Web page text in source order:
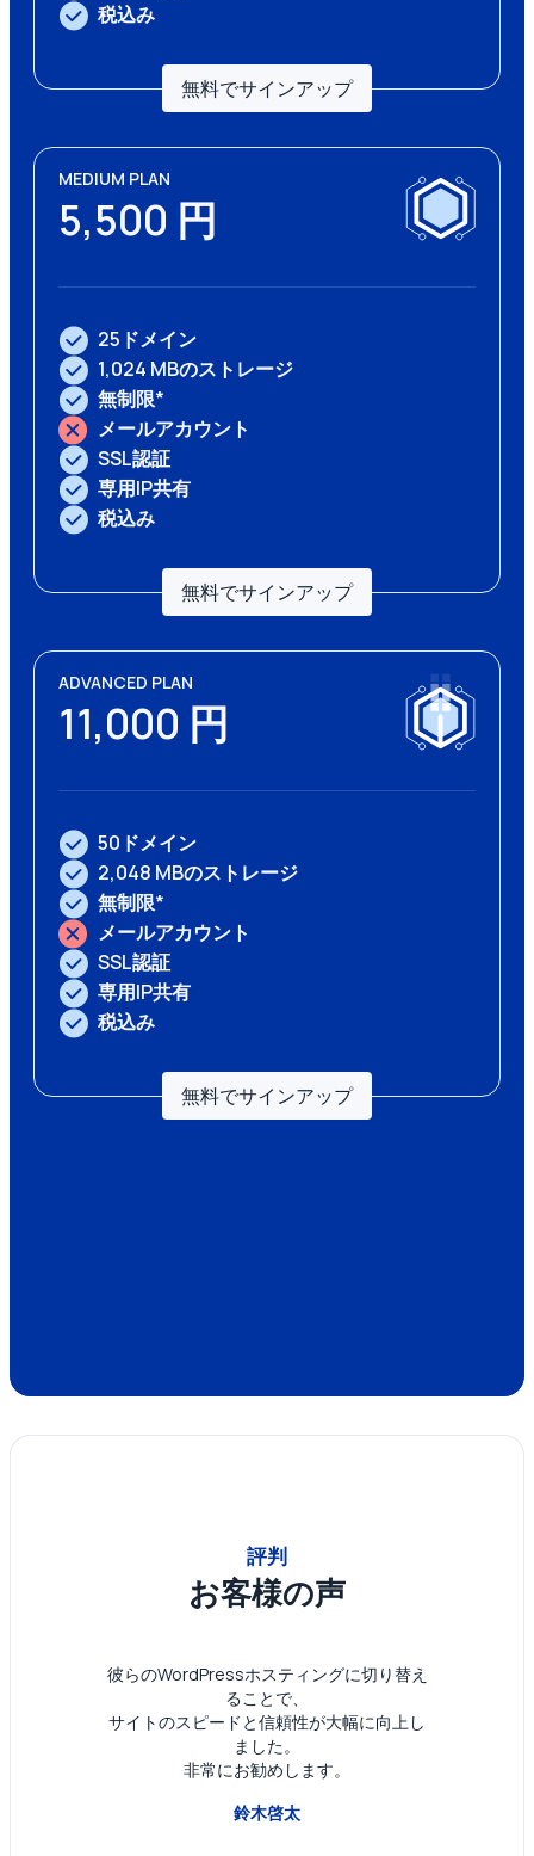
税込み
無料でサインアップ
MEDIUM PLAN
5,500 円
25ドメイン
1,024 MBのストレージ
無制限*
メールアカウント
SSL認証
専用IP共有
税込み
無料でサインアップ
ADVANCED PLAN
11,000 円
50ドメイン
2,048 MBのストレージ
無制限*
メールアカウント
SSL認証
専用IP共有
税込み
無料でサインアップ
評判
お客様の声
彼らのWordPressホスティングに切り替え
ることで、
サイトのスピードと信頼性が大幅に向上し
ました。
非常にお勧めします。
鈴木啓太